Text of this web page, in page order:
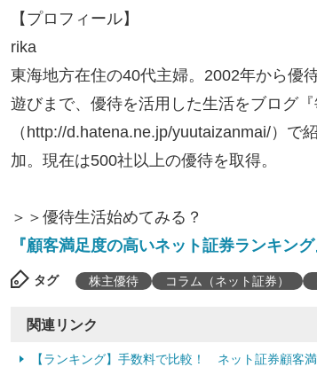
【プロフィール】
rika
東海地方在住の40代主婦。2002年から優
遊びまで、優待を活用した生活をブログ
（http://d.hatena.ne.jp/yuutaizanmai/）で
加。現在は500社以上の優待を取得。
＞＞優待生活始めてみる？
『顧客満足度の高いネット証券ランキング
タグ 株主優待 コラム（ネット証券）
関連リンク
【ランキング】手数料で比較！ ネット証券顧客